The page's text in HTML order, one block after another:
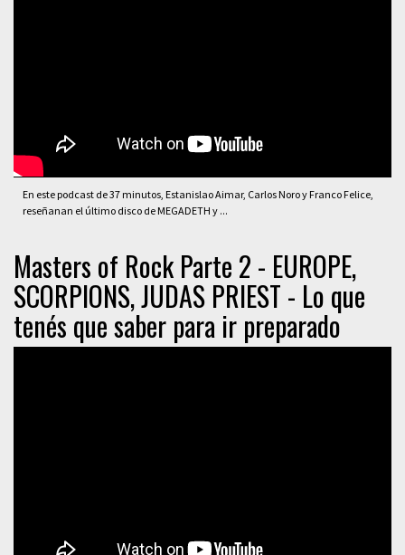
En este podcast de 37 minutos, Estanislao Aimar, Carlos Noro y Franco Felice,
reseñanan el último disco de MEGADETH y ...
Masters of Rock Parte 2 - EUROPE,
SCORPIONS, JUDAS PRIEST - Lo que
tenés que saber para ir preparado